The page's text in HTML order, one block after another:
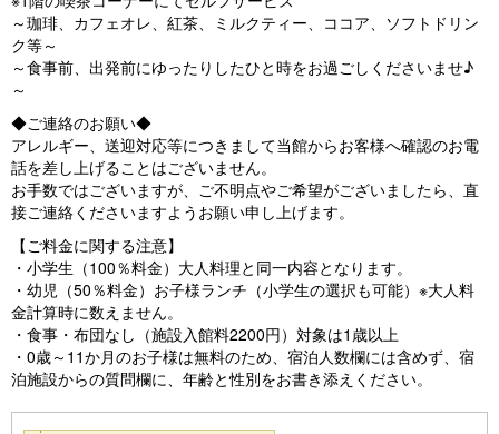
～珈琲、カフェオレ、紅茶、ミルクティー、ココア、ソフトドリン
ク等～
～食事前、出発前にゆったりしたひと時をお過ごしくださいませ♪
～
◆ご連絡のお願い◆
アレルギー、送迎対応等につきまして当館からお客様へ確認のお電
話を差し上げることはございません。
お手数ではございますが、ご不明点やご希望がございましたら、直
接ご連絡くださいますようお願い申し上げます。
【ご料金に関する注意】
・小学生（100％料金）大人料理と同一内容となります。
・幼児（50％料金）お子様ランチ（小学生の選択も可能）※大人料
金計算時に数えません。
・食事・布団なし（施設入館料2200円）対象は1歳以上
・0歳～11か月のお子様は無料のため、宿泊人数欄には含めず、宿
泊施設からの質問欄に、年齢と性別をお書き添えください。